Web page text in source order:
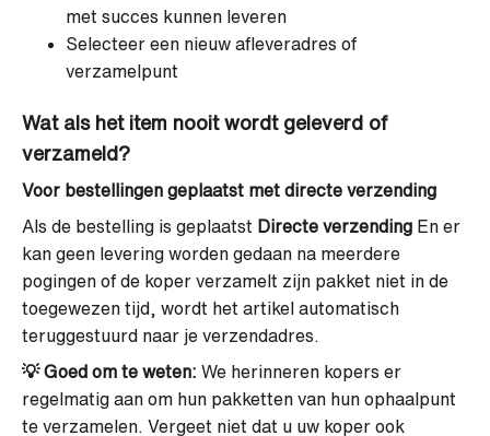
met succes kunnen leveren
Selecteer een nieuw afleveradres of
verzamelpunt
Wat als het item nooit wordt geleverd of
verzameld?
Voor bestellingen geplaatst met directe verzending
Als de bestelling is geplaatst Directe verzending En er
kan geen levering worden gedaan na meerdere
pogingen of de koper verzamelt zijn pakket niet in de
toegewezen tijd, wordt het artikel automatisch
teruggestuurd naar je verzendadres.
💡 Goed om te weten: We herinneren kopers er
regelmatig aan om hun pakketten van hun ophaalpunt
te verzamelen. Vergeet niet dat u uw koper ook